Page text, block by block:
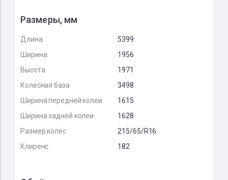
Размеры, мм
Длина
5399
Ширина
1956
Высота
1971
Колёсная база
3498
Ширина передней колеи
1615
Ширина задней колеи
1628
Размер колёс
215/65/R16
Клиренс
182